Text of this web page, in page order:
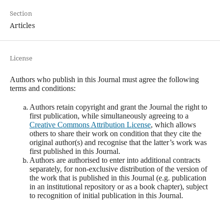
Section
Articles
License
Authors who publish in this Journal must agree the following
terms and conditions:
Authors retain copyright and grant the Journal the right to
first publication, while simultaneously agreeing to a
Creative Commons Attribution License, which allows
others to share their work on condition that they cite the
original author(s) and recognise that the latter’s work was
first published in this Journal.
Authors are authorised to enter into additional contracts
separately, for non-exclusive distribution of the version of
the work that is published in this Journal (e.g. publication
in an institutional repository or as a book chapter), subject
to recognition of initial publication in this Journal.